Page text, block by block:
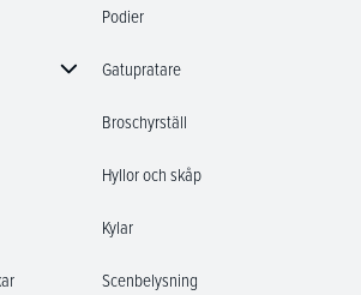
Podier
Gatupratare
Broschyrställ
Hyllor och skåp
Kylar
Scenbelysning